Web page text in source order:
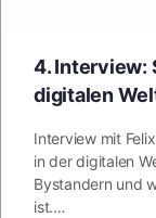
4. Interview:
digitalen
Interview mit
in der digitalen
Bystandern und
ist.…